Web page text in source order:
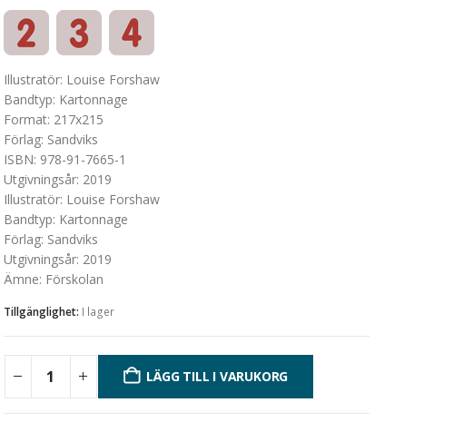
Kartonnage
Illustratör: Louise Forshaw
Bandtyp: Kartonnage
Format: 217x215
Förlag: Sandviks
ISBN: 978-91-7665-1
Utgivningsår: 2019
Illustratör: Louise Forshaw
Bandtyp: Kartonnage
Förlag: Sandviks
Utgivningsår: 2019
Ämne: Förskolan
Tillgänglighet: I lager
LÄGG TILL I VARUKORG